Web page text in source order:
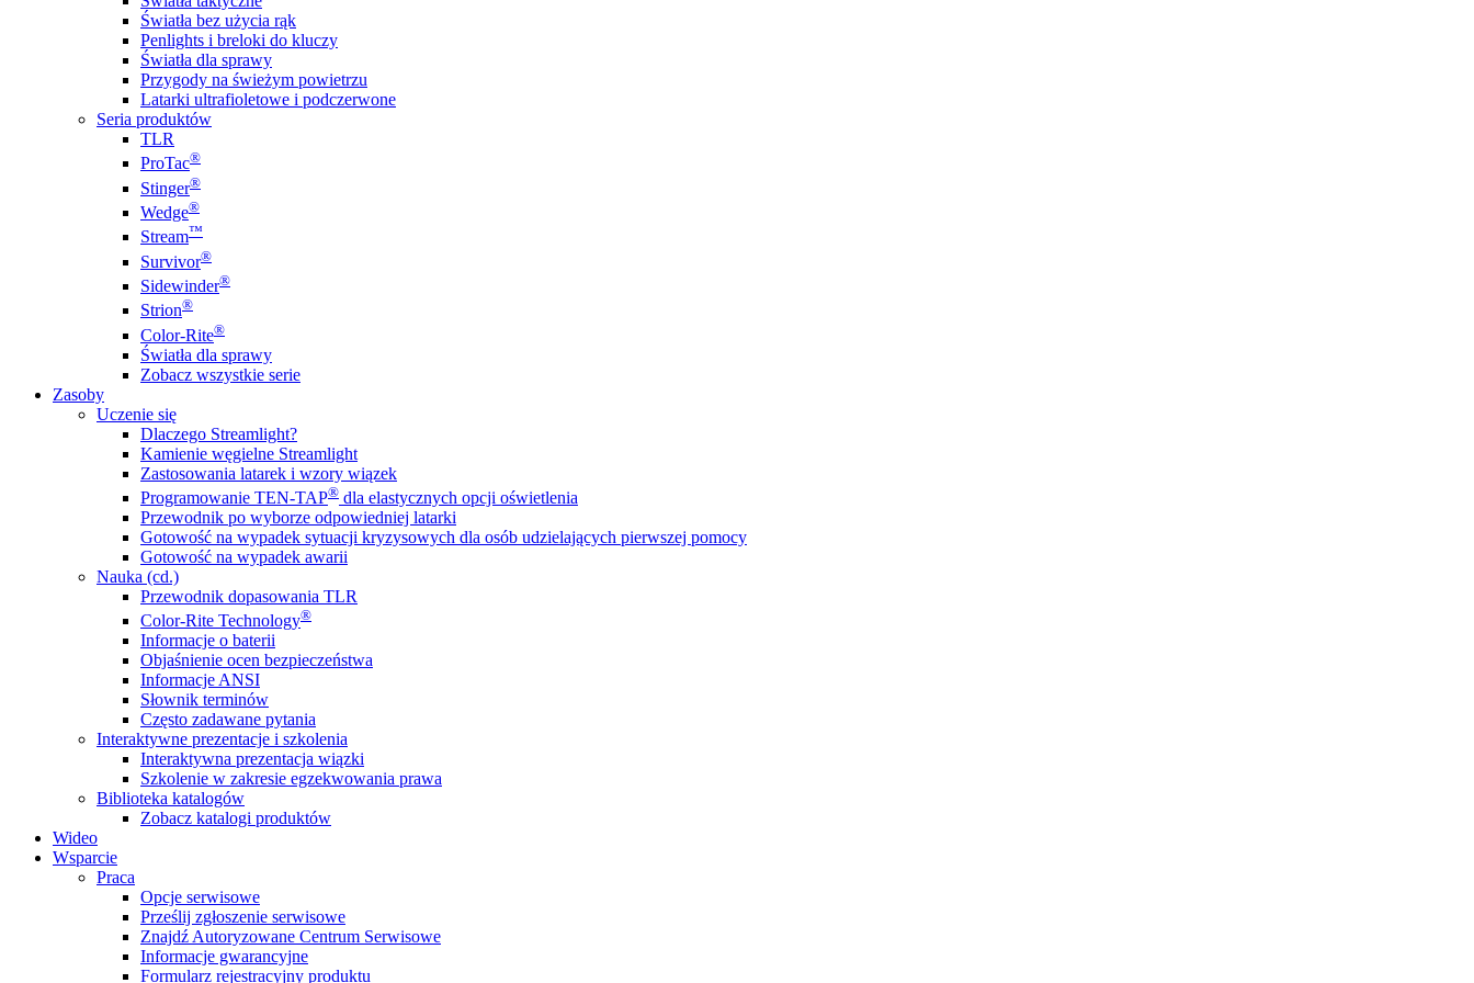
Światła bez użycia rąk
Penlights i breloki do kluczy
Światła dla sprawy
Przygody na świeżym powietrzu
Latarki ultrafioletowe i podczerwone
Seria produktów
TLR
ProTac®
Stinger®
Wedge®
Stream™
Survivor®
Sidewinder®
Strion®
Color-Rite®
Światła dla sprawy
Zobacz wszystkie serie
Zasoby
Uczenie się
Dlaczego Streamlight?
Kamienie węgielne Streamlight
Zastosowania latarek i wzory wiązek
Programowanie TEN-TAP® dla elastycznych opcji oświetlenia
Przewodnik po wyborze odpowiedniej latarki
Gotowość na wypadek sytuacji kryzysowych dla osób udzielających pierwszej pomocy
Gotowość na wypadek awarii
Nauka (cd.)
Przewodnik dopasowania TLR
Color-Rite Technology®
Informacje o baterii
Objaśnienie ocen bezpieczeństwa
Informacje ANSI
Słownik terminów
Często zadawane pytania
Interaktywne prezentacje i szkolenia
Interaktywna prezentacja wiązki
Szkolenie w zakresie egzekwowania prawa
Biblioteka katalogów
Zobacz katalogi produktów
Wideo
Wsparcie
Praca
Opcje serwisowe
Prześlij zgłoszenie serwisowe
Znajdź Autoryzowane Centrum Serwisowe
Informacje gwarancyjne
Formularz rejestracyjny produktu